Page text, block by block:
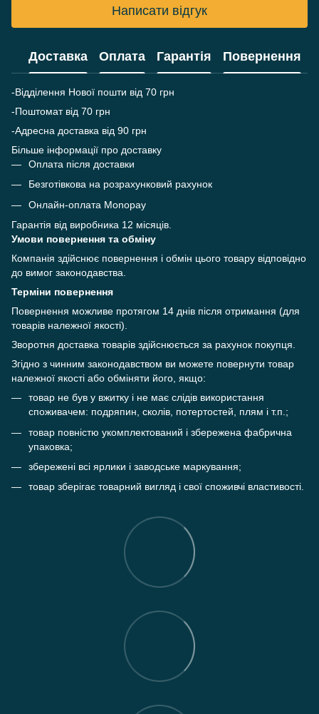
Написати відгук
Доставка Оплата Гарантія Повернення
-Відділення Нової пошти від 70 грн
-Поштомат від 70 грн
-Адресна доставка від 90 грн
Більше інформації про доставку
Оплата після доставки
Безготівкова на розрахунковий рахунок
Онлайн-оплата Monopay
Гарантія від виробника 12 місяців.
Умови повернення та обміну
Компанія здійснює повернення і обмін цього товару відповідно
до вимог законодавства.
Терміни повернення
Повернення можливе протягом 14 днів після отримання (для
товарів належної якості).
Зворотня доставка товарів здійснюється за рахунок покупця.
Згідно з чинним законодавством ви можете повернути товар
належної якості або обміняти його, якщо:
товар не був у вжитку і не має слідів використання
споживачем: подряпин, сколів, потертостей, плям і т.п.;
товар повністю укомплектований і збережена фабрична
упаковка;
збережені всі ярлики і заводське маркування;
товар зберігає товарний вигляд і свої споживчі властивості.